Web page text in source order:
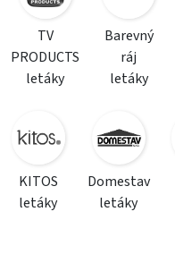
TV
PRODUCTS
letáky
Barevný
ráj
letáky
KITOS
letáky
Domestav
letáky